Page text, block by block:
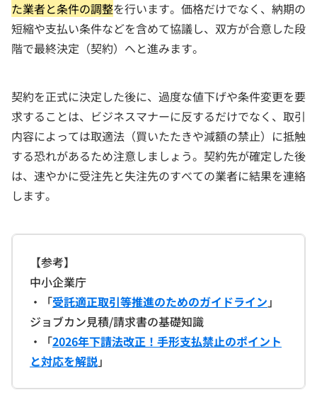
た業者と条件の調整を行います。価格だけでなく、納期の
短縮や支払い条件などを含めて協議し、双方が合意した段
階で最終決定（契約）へと進みます。
契約を正式に決定した後に、過度な値下げや条件変更を要
求することは、ビジネスマナーに反するだけでなく、取引
内容によっては取適法（買いたたきや減額の禁止）に抵触
する恐れがあるため注意しましょう。契約先が確定した後
は、速やかに受注先と失注先のすべての業者に結果を連絡
します。
【参考】
中小企業庁
・「受託適正取引等推進のためのガイドライン 」
ジョブカン見積/請求書の基礎知識
・「2026年下請法改正！手形支払禁止のポイント
と対応を解説」